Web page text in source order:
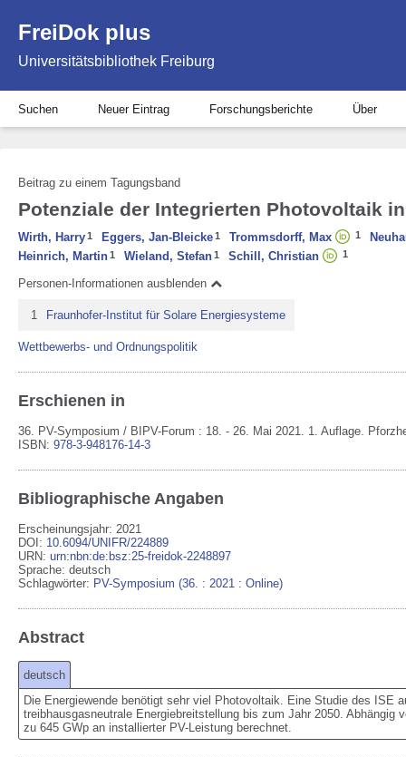
FreiDok plus
Universitätsbibliothek Freiburg
Suchen Neuer Eintrag Forschungsberichte Über
Beitrag zu einem Tagungsband
Potenziale der Integrierten Photovoltaik
Wirth, Harry1 Eggers, Jan-Bleicke1 Trommsdorff, Max 1
Heinrich, Martin1 Wieland, Stefan1 Schill, Christian 1
Personen-Informationen ausblenden
1 Fraunhofer-Institut für Solare Energiesysteme
Wettbewerbs- und Ordnungspolitik
Erschienen in
36. PV-Symposium / BIPV-Forum : 18. - 26. Mai 2021. 1. Auflage.
ISBN: 978-3-948176-14-3
Bibliographische Angaben
Erscheinungsjahr: 2021
DOI : 10.6094/UNIFR/224889
URN: urn:nbn:de:bsz:25-freidok-2248897
Sprache: deutsch
Schlagwörter: PV-Symposium (36. : 2021 : Online)
Abstract
deutsch
Die Energiewende benötigt sehr viel Photovoltaik. Eine Studie des ISE
treibhausgasneutrale Energiebreitstellung bis zum Jahr 2050.
zu 645 GWp an installierter PV-Leistung berechnet.